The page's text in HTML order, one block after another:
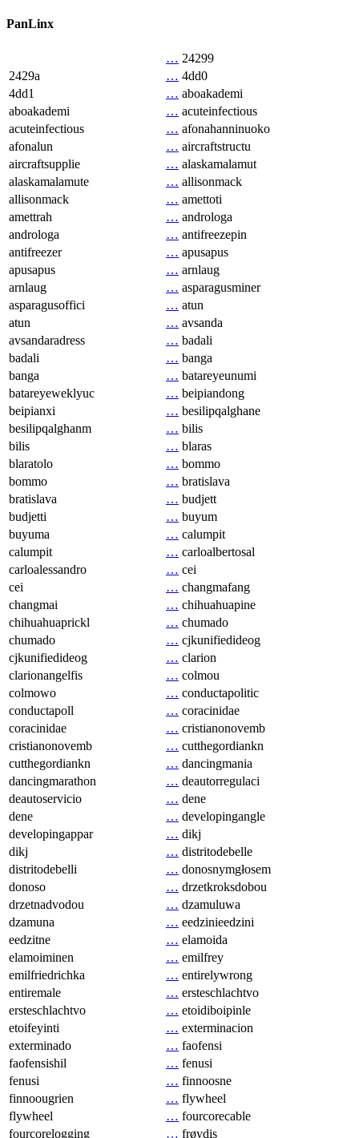
PanLinx
… 24299
2429a
… 4dd0
4dd1
… aboakademi
aboakademi
… acuteinfectious
acuteinfectious
… afonahanninuoko
afonalun
… aircraftstructu
aircraftsupplie
… alaskamalamut
alaskamalamute
… allisonmack
allisonmack
… amettoti
amettrah
… androloga
androloga
… antifreezepin
antifreezer
… apusapus
apusapus
… arnlaug
arnlaug
… asparagusminer
asparagusoffici
… atun
atun
… avsanda
avsandaradress
… badali
badali
… banga
banga
… batareyeunumi
batareyeweklyuc
… beipiandong
beipianxi
… besilipqalghane
besilipqalghanm
… bilis
bilis
… blaras
blaratolo
… bommo
bommo
… bratislava
bratislava
… budjett
budjetti
… buyum
buyuma
… calumpit
calumpit
… carloalbertosal
carloalessandro
… cei
cei
… changmafang
changmai
… chihuahuapine
chihuahuaprickl
… chumado
chumado
… cjkunifiedideog
cjkunifiedideog
… clarion
clarionangelfis
… colmou
colmowo
… conductapolitic
conductapoll
… coracinidae
coracinidae
… cristianonovemb
cristianonovemb
… cutthegordiankn
cutthegordiankn
… dancingmania
dancingmarathon
… deautorregulaci
deautoservicio
… dene
dene
… developingangle
developingappar
… dikj
dikj
… distritodebelle
distritodebelli
… donosnymgłosem
donoso
… drzetkroksdobou
drzetnadvodou
… dzamuluwa
dzamuna
… eedzinieedzini
eedzitne
… elamoida
elamoiminen
… emilfrey
emilfriedrichka
… entirelywrong
entiremale
… ersteschlachtvo
ersteschlachtvo
… etoidiboipinle
etoifeyinti
… exterminacion
exterminado
… faofensi
faofensishil
… fenusi
fenusi
… finnoosne
finnoougrien
… flywheel
flywheel
… fourcorecable
fourcorelogging
… frøydis